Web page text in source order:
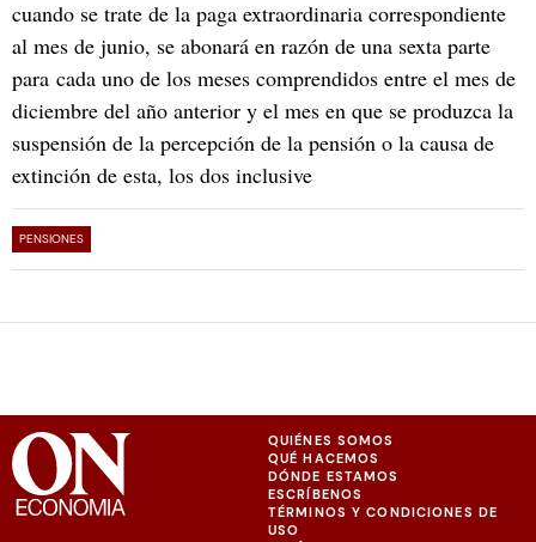
cuando se trate de la paga extraordinaria correspondiente
al mes de junio, se abonará en razón de una sexta parte
para cada uno de los meses comprendidos entre el mes de
diciembre del año anterior y el mes en que se produzca la
suspensión de la percepción de la pensión o la causa de
extinción de esta, los dos inclusive
PENSIONES
QUIÉNES SOMOS
QUÉ HACEMOS
DÓNDE ESTAMOS
ESCRÍBENOS
TÉRMINOS Y CONDICIONES DE
USO